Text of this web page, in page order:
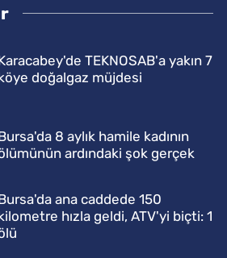
TEKNOSAB'a yakın 7
doğalgaz müjdesi
8 aylık hamile kadının
ardındaki şok gerçek
ana caddede 150
hızla geldi, ATV'yi biçti: 1